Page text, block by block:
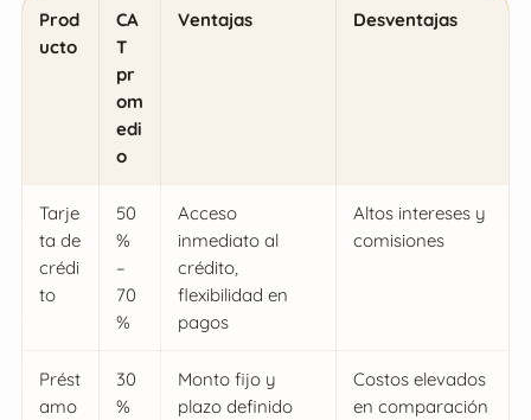
Prod
ucto
CA
T
pr
om
edi
o
Ventajas Desventajas
Tarje
ta de
crédi
to
50
%
–
70
%
Acceso
inmediato al
crédito,
flexibilidad en
pagos
Altos intereses y
comisiones
Prést
amo
30
%
Monto fijo y
plazo definido
Costos elevados
en comparación